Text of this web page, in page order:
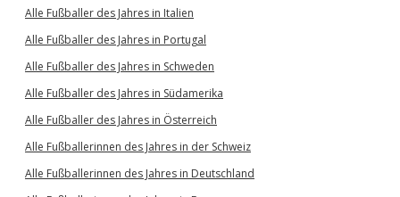
Alle Fußballer des Jahres in Italien
Alle Fußballer des Jahres in Portugal
Alle Fußballer des Jahres in Schweden
Alle Fußballer des Jahres in Südamerika
Alle Fußballer des Jahres in Österreich
Alle Fußballerinnen des Jahres in der Schweiz
Alle Fußballerinnen des Jahres in Deutschland